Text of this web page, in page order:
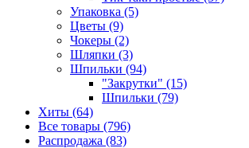
Упаковка (5)
Цветы (9)
Чокеры (2)
Шляпки (3)
Шпильки (94)
"Закрутки" (15)
Шпильки (79)
Хиты (64)
Все товары (796)
Распродажа (83)